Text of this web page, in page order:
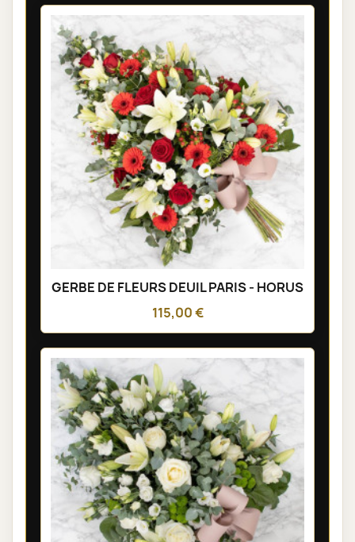
GERBE DE FLEURS DEUIL PARIS - HORUS
115,00 €